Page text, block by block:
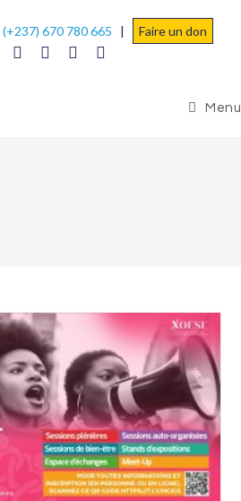
(+237) 670 780 665 | Faire un don
Menu